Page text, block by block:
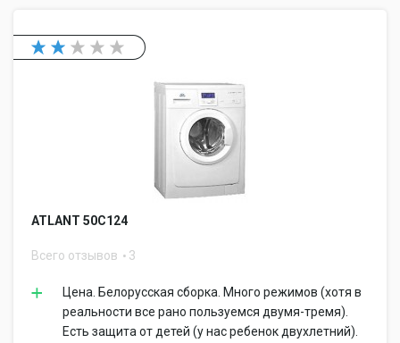
ATLANT 50C124
Всего отзывов 3
Цена. Белорусская сборка. Много режимов (хотя в
реальности все рано пользуемся двумя-тремя).
Есть защита от детей (у нас ребенок двухлетний).